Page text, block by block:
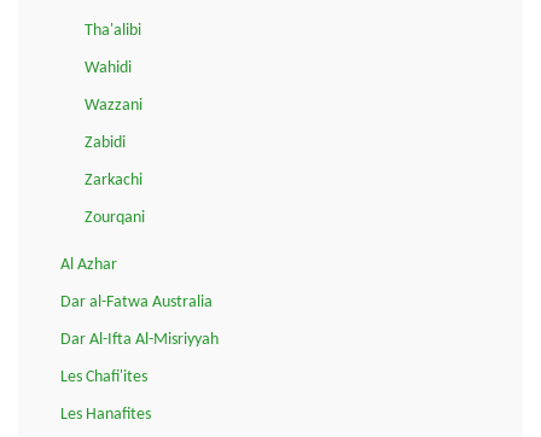
Tha'alibi
Wahidi
Wazzani
Zabidi
Zarkachi
Zourqani
Al Azhar
Dar al-Fatwa Australia
Dar Al-Ifta Al-Misriyyah
Les Chafi'ites
Les Hanafites